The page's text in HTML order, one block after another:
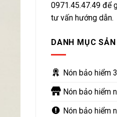
0971.45.47.49 để
tư vấn hướng dẫn.
DANH MỤC
Nón bảo hiểm
Nón bảo hiểm
Nón bảo hiểm